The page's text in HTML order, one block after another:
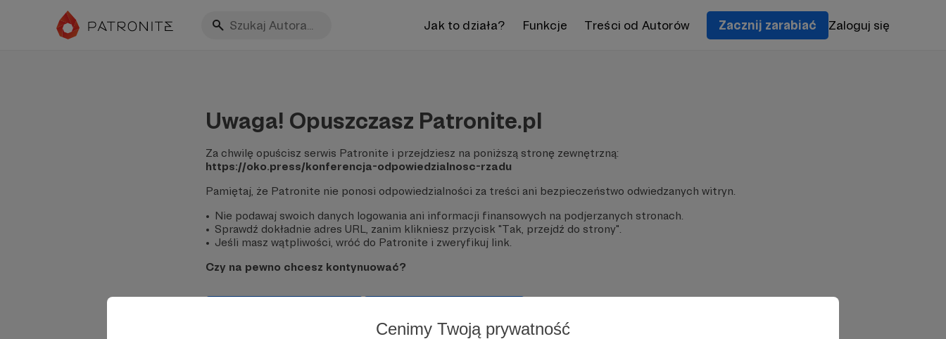
Cenimy Twoją prywatność
Jak to działa? Funkcje Treści od Autorów Zacznij zarabiać Zaloguj się
Uwaga! Opuszczasz Patronite.pl
Za chwilę opuścisz serwis Patronite i przejdziesz na poniższą stronę zewnętrzną:
https://oko.press/konferencja-odpowiedzialnosc-rzadu
Pamiętaj, że Patronite nie ponosi odpowiedzialności za treści ani bezpieczeństwo odwiedzanych witryn.
Nie podawaj swoich danych logowania ani informacji finansowych na podjerzanych stronach.
Sprawdź dokładnie adres URL, zanim klikniesz przycisk "Tak, przejdź do strony".
Jeśli masz wątpliwości, wróć do Patronite i zweryfikuj link.
Czy na pewno chcesz kontynuować?